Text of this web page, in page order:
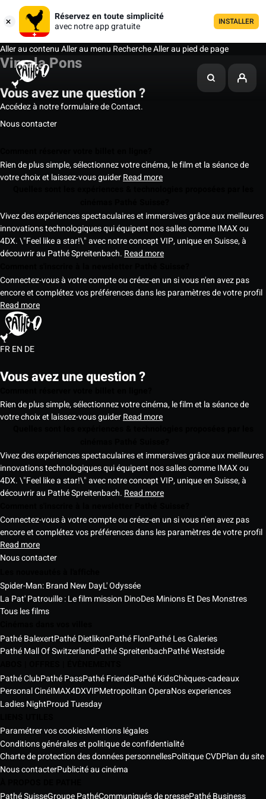
Réservez en toute simplicité
avec notre app gratuite
INSTALLER
Aller au contenuAller au menu RechercheAller au pied de page
Vimala Pons
Vous avez une question ?
Accédez à notre formulaire de Contact.
Nous contacter
Rien de plus simple, sélectionnez votre cinéma, le film et la séance de
votre choix et laissez-vous guiderRead more
Vivez des expériences spectaculaires et immersives grâce aux meilleures
innovations technologiques qui équipent nos salles comme IMAX ou
4DX. \"Feel like a star!\" avec notre concept VIP, unique en Suisse, à
découvrir au Pathé Spreitenbach. Read more
Connectez-vous à votre compte ou créez-en un si vous n'en avez pas
encore et complétez vos préférences dans les paramètres de votre profil
Read more
FREN DE
Vous avez une question ?
Rien de plus simple, sélectionnez votre cinéma, le film et la séance de
votre choix et laissez-vous guiderRead more
Vivez des expériences spectaculaires et immersives grâce aux meilleures
innovations technologiques qui équipent nos salles comme IMAX ou
4DX. \"Feel like a star!\" avec notre concept VIP, unique en Suisse, à
découvrir au Pathé Spreitenbach. Read more
Connectez-vous à votre compte ou créez-en un si vous n'en avez pas
encore et complétez vos préférences dans les paramètres de votre profil
Read more
Nous contacter
Spider-Man: Brand New DayL' Odyssée
La Pat' Patrouille : Le film mission DinoDes Minions Et Des Monstres
Tous les films
Pathé BalexertPathé DietlikonPathé FlonPathé Les Galeries
Pathé Mall Of SwitzerlandPathé SpreitenbachPathé Westside
Pathé ClubPathé PassPathé FriendsPathé KidsChèques-cadeaux
Personal CinéIMAX4DXVIPMetropolitan OperaNos experiences
Ladies NightProud Tuesday
Paramétrer vos cookiesMentions légales
Conditions générales et politique de confidentialité
Charte de protection des données personnellesPolitique CVDPlan du site
Nous contacterPublicité au cinéma
Pathé SuisseGroupe PathéCommuniqués de pressePathé Business